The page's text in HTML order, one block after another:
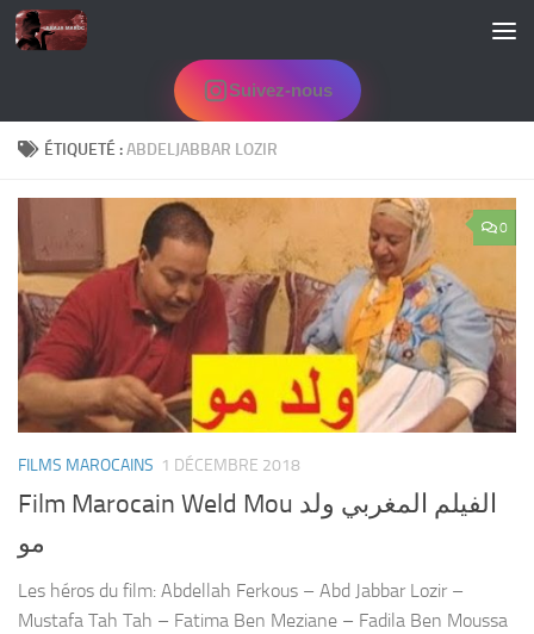
Skip to content
Suivez-nous
ÉTIQUETÉ :ABDELJABBAR LOZIR
0
FILMS MAROCAINS 1 DÉCEMBRE 2018
Film Marocain Weld Mou الفيلم المغربي ولد
مو
Les héros du film: Abdellah Ferkous – Abd Jabbar Lozir –
Mustafa Tah Tah – Fatima Ben Meziane – Fadila Ben Moussa